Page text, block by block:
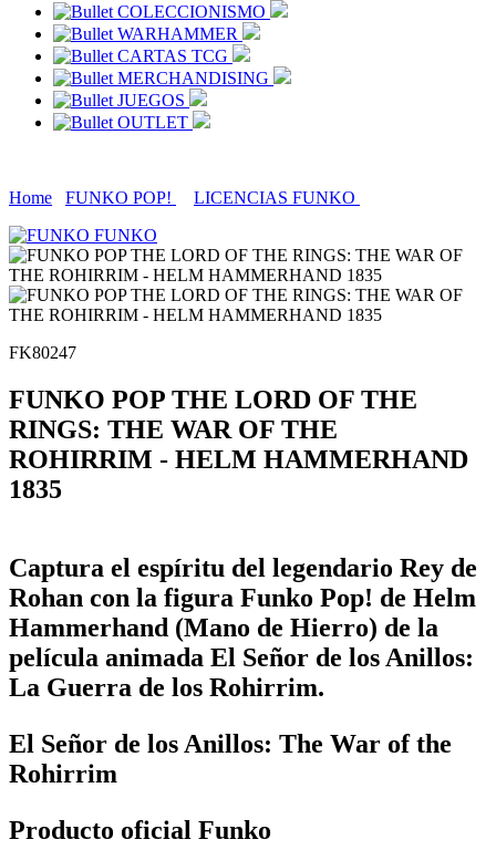
COLECCIONISMO
WARHAMMER
CARTAS TCG
MERCHANDISING
JUEGOS
OUTLET
Home FUNKO POP!
LICENCIAS FUNKO
FUNKO
FK80247
FUNKO POP THE LORD OF THE
RINGS: THE WAR OF THE
ROHIRRIM - HELM HAMMERHAND
1835
Captura el espíritu del legendario Rey de
Rohan con la figura Funko Pop! de Helm
Hammerhand (Mano de Hierro) de la
película animada El Señor de los Anillos:
La Guerra de los Rohirrim.
El Señor de los Anillos: The War of the
Rohirrim
Producto oficial Funko